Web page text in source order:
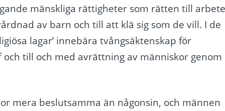
mänskliga rättigheter som rätten till
av barn och till att klä sig som de vill. I de
lagar’ innebära tvångsäktenskap för
till och med avrättning av människor genom
mera beslutsamma än någonsin, och männen